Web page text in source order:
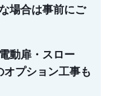
場合は事前にご
動扉・スロー
プション工事も